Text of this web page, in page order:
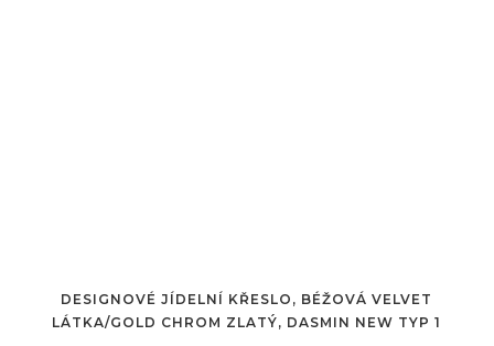
DESIGNOVÉ JÍDELNÍ KŘESLO, BÉŽOVÁ VELVET
LÁTKA/GOLD CHROM ZLATÝ, DASMIN NEW TYP 1